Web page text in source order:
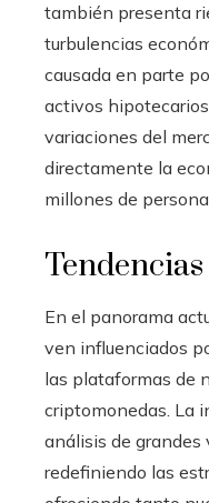
también presenta
turbulencias
causada en parte
activos
variaciones del
directamente la
millones de
En el panorama
ven influenciados
las plataformas de
criptomonedas. La
análisis de grandes
redefiniendo las